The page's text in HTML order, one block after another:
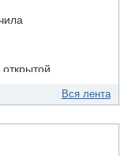
Вся лента